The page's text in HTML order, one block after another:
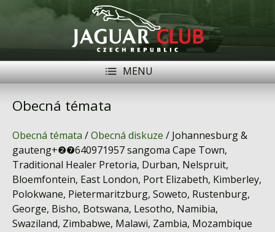
MENU
Modely Jaguar
Členové
Naše vozy
Akce
Obecná témata
Obecná témata /Obecná diskuze / Johannesburg &
gauteng+❷❼640971957 sangoma Cape Town,
Traditional Healer Pretoria, Durban, Nelspruit,
Bloemfontein, East London, Port Elizabeth, Kimberley,
Polokwane, Pietermaritzburg, Soweto, Rustenburg,
George, Bisho, Botswana, Lesotho, Namibia,
Swaziland, Zimbabwe, Malawi, Zambia, Mozambique